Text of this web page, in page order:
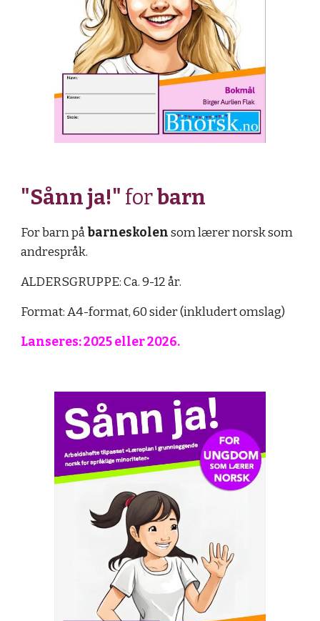
"Sånn ja!" forbarn
For barn påbarneskolensom lærer norsk som
andrespråk.
ALDERSGRUPPE: Ca. 9-12 år.
Format: A4-format, 60 sider (inkludert omslag)
Lanseres: 2025eller2026.